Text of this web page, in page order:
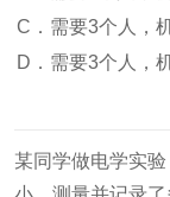
C．需要3个人，
D．需要3个人，
某同学做电学实